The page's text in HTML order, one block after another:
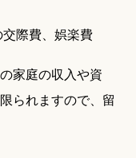
際費、娯楽費
家庭の収入や資
られますので、留